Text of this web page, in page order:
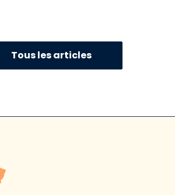
Tous les articles